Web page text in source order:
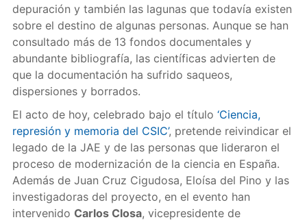
depuración y también las lagunas que todavía existen
sobre el destino de algunas personas. Aunque se han
consultado más de 13 fondos documentales y
abundante bibliografía, las científicas advierten de
que la documentación ha sufrido saqueos,
dispersiones y borrados.
El acto de hoy, celebrado bajo el título ‘Ciencia,
represión y memoria del CSIC’, pretende reivindicar el
legado de la JAE y de las personas que lideraron el
proceso de modernización de la ciencia en España.
Además de Juan Cruz Cigudosa, Eloísa del Pino y las
investigadoras del proyecto, en el evento han
intervenido Carlos Closa, vicepresidente de